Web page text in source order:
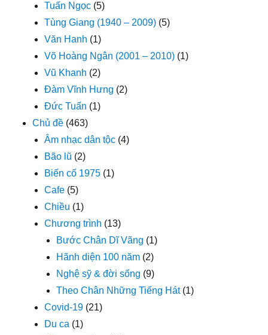
Tuấn Ngọc (5)
Tùng Giang (1940 – 2009) (5)
Văn Hanh (1)
Võ Hoàng Ngân (2001 – 2010) (1)
Vũ Khanh (2)
Đàm Vĩnh Hưng (2)
Đức Tuấn (1)
Chủ đề (463)
Âm nhạc dân tộc (4)
Bão lũ (2)
Biến cố 1975 (1)
Cafe (5)
Chiều (1)
Chương trình (13)
Bước Chân Dĩ Vãng (1)
Hãnh diện 100 năm (2)
Nghệ sỹ & đời sống (9)
Theo Chân Những Tiếng Hát(1)
Covid-19 (21)
Du ca (1)